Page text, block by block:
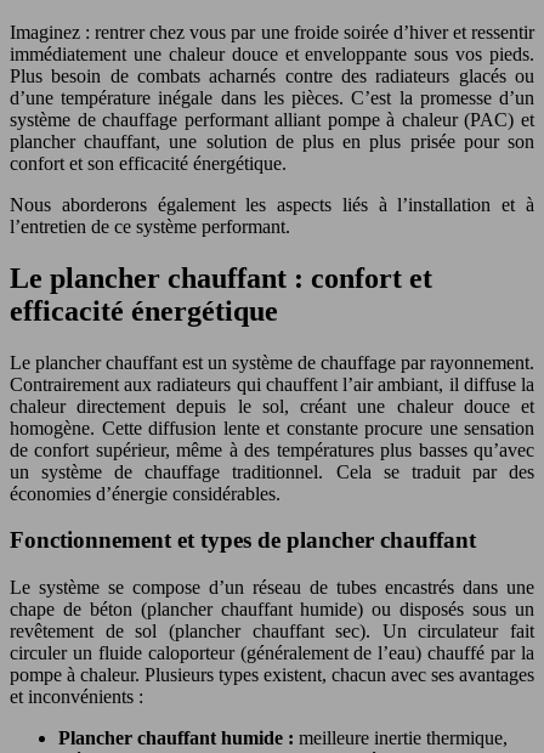
Imaginez : rentrer chez vous par une froide soirée d’hiver et ressentir
immédiatement une chaleur douce et enveloppante sous vos pieds.
Plus besoin de combats acharnés contre des radiateurs glacés ou
d’une température inégale dans les pièces. C’est la promesse d’un
système de chauffage performant alliant pompe à chaleur (PAC) et
plancher chauffant, une solution de plus en plus prisée pour son
confort et son efficacité énergétique.
Nous aborderons également les aspects liés à l’installation et à
l’entretien de ce système performant.
Le plancher chauffant : confort et
efficacité énergétique
Le plancher chauffant est un système de chauffage par rayonnement.
Contrairement aux radiateurs qui chauffent l’air ambiant, il diffuse la
chaleur directement depuis le sol, créant une chaleur douce et
homogène. Cette diffusion lente et constante procure une sensation
de confort supérieur, même à des températures plus basses qu’avec
un système de chauffage traditionnel. Cela se traduit par des
économies d’énergie considérables.
Fonctionnement et types de plancher chauffant
Le système se compose d’un réseau de tubes encastrés dans une
chape de béton (plancher chauffant humide) ou disposés sous un
revêtement de sol (plancher chauffant sec). Un circulateur fait
circuler un fluide caloporteur (généralement de l’eau) chauffé par la
pompe à chaleur. Plusieurs types existent, chacun avec ses avantages
et inconvénients :
Plancher chauffant humide : meilleure inertie thermique,